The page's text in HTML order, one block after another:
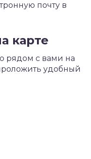
почту в
карте
рядом с вами на
удобный